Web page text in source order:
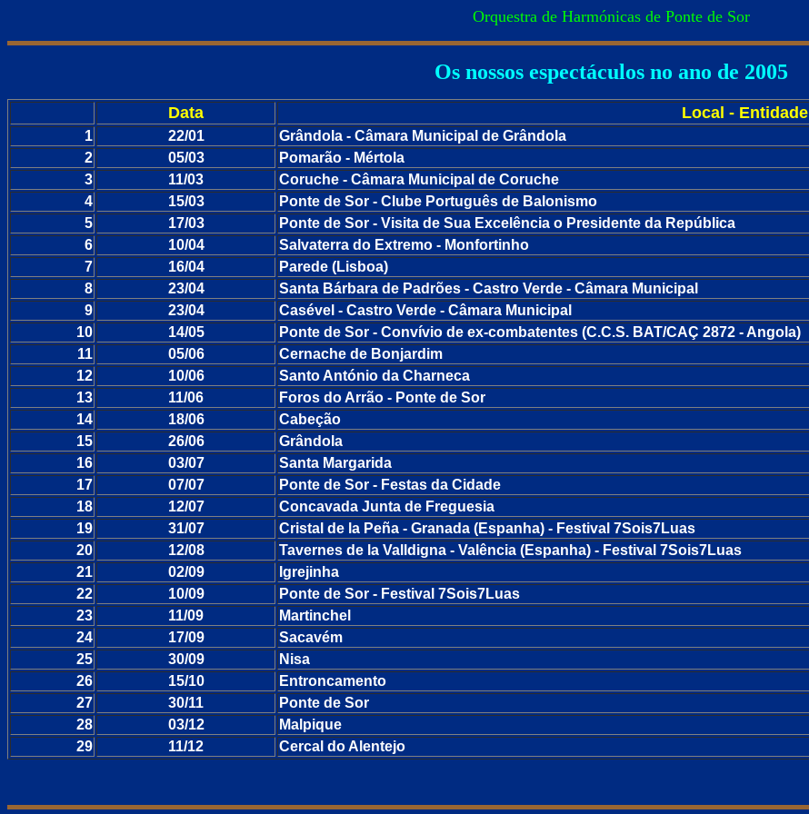
Orquestra de Harmónicas de Ponte de Sor
Os nossos espectáculos no ano de 2005
Data Local - Entidade
1 22/01
Grândola - Câmara Municipal de Grândola
2
05/03
Pomarão - Mértola
3
11/03
Coruche - Câmara Municipal de Coruche
4
15/03
Ponte de Sor - Clube Português de Balonismo
5
17/03
Ponte de Sor - Visita de Sua Excelência o Presidente da República
6
10/04
Salvaterra do Extremo - Monfortinho
7
16/04
Parede (Lisboa)
8
23/04
Santa Bárbara de Padrões - Castro Verde - Câmara Municipal
9
23/04
Casével - Castro Verde - Câmara Municipal
10
14/05
Ponte de Sor - Convívio de ex-combatentes (C.C.S. BAT/CAÇ 2872 - Angola)
11
05/06
Cernache de Bonjardim
12
10/06
Santo António da Charneca
13
11/06
Foros do Arrão - Ponte de Sor
14
18/06
Cabeção
15
26/06
Grândola
16
03/07
Santa Margarida
17
07/07
Ponte de Sor - Festas da Cidade
18
12/07
Concavada Junta de Freguesia
19
31/07
Cristal de la Peña - Granada (Espanha) - Festival 7Sois7Luas
20
12/08
Tavernes de la Valldigna - Valência (Espanha) - Festival 7Sois7Luas
21
02/09
Igrejinha
22
10/09
Ponte de Sor - Festival 7Sois7Luas
23
11/09
Martinchel
24
17/09
Sacavém
25
30/09
Nisa
26
15/10
Entroncamento
27
30/11
Ponte de Sor
28
03/12
Malpique
29
11/12 Cercal do Alentejo